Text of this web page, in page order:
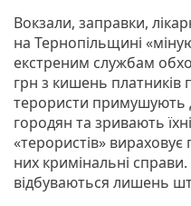
Вокзали, заправки,
на Тернопільщині
екстреним службам
грн з кишень платників
терористи примушують
городян та зривають
«терористів»
них кримінальні
відбуваються лишень